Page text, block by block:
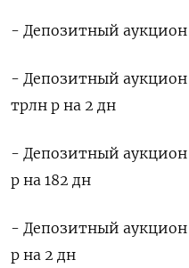
- Депозитный аукцион
- Депозитный аукцион
трлн р на 2 дн
- Депозитный аукцион
р на 182 дн
- Депозитный аукцион
р на 2 дн